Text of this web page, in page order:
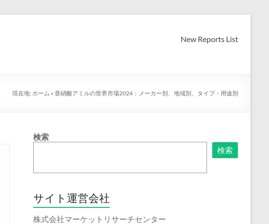
New Reports List
現在地: ホーム » 亜硝酸アミルの世界市場2024：メーカー別、地域別、タイプ・用途別
検索
検索
サイト運営会社
株式会社マーケットリサーチセンター